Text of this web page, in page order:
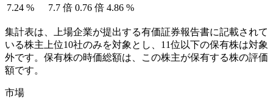
7.24 % 7.7 倍 0.76 倍 4.86 %
集計表は、上場企業が提出する有価証券報告書に記載されて
いる株主上位10社のみを対象とし、11位以下の保有株は対象
外です。保有株の時価総額は、この株主が保有する株の評価
額です。
市場